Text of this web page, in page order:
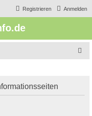
Anmelden
Registrieren
e